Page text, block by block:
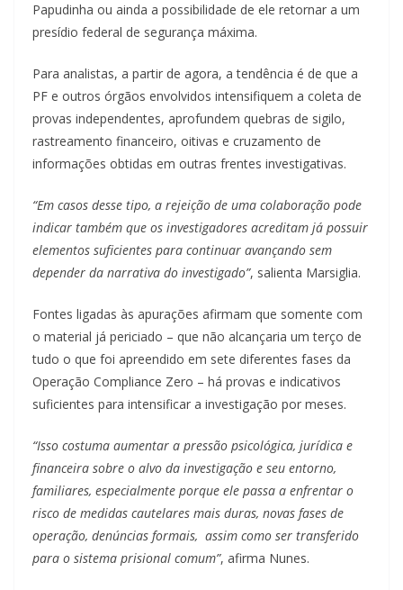
Papudinha ou ainda a possibilidade de ele retornar a um
presídio federal de segurança máxima.
Para analistas, a partir de agora, a tendência é de que a
PF e outros órgãos envolvidos intensifiquem a coleta de
provas independentes, aprofundem quebras de sigilo,
rastreamento financeiro, oitivas e cruzamento de
informações obtidas em outras frentes investigativas.
“Em casos desse tipo, a rejeição de uma colaboração pode
indicar também que os investigadores acreditam já possuir
elementos suficientes para continuar avançando sem
depender da narrativa do investigado”, salienta Marsiglia.
Fontes ligadas às apurações afirmam que somente com
o material já periciado – que não alcançaria um terço de
tudo o que foi apreendido em sete diferentes fases da
Operação Compliance Zero – há provas e indicativos
suficientes para intensificar a investigação por meses.
“Isso costuma aumentar a pressão psicológica, jurídica e
financeira sobre o alvo da investigação e seu entorno,
familiares, especialmente porque ele passa a enfrentar o
risco de medidas cautelares mais duras, novas fases de
operação, denúncias formais, assim como ser transferido
para o sistema prisional comum”, afirma Nunes.